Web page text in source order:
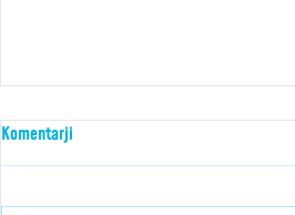
Komentarji